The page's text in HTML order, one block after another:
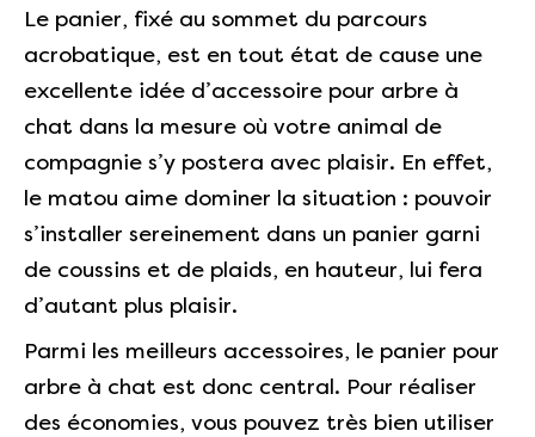
Le panier, fixé au sommet du parcours
acrobatique, est en tout état de cause une
excellente idée d’accessoire pour arbre à
chat dans la mesure où votre animal de
compagnie s’y postera avec plaisir. En effet,
le matou aime dominer la situation : pouvoir
s’installer sereinement dans un panier garni
de coussins et de plaids, en hauteur, lui fera
d’autant plus plaisir.
Parmi les meilleurs accessoires, le panier pour
arbre à chat est donc central. Pour réaliser
des économies, vous pouvez très bien utiliser